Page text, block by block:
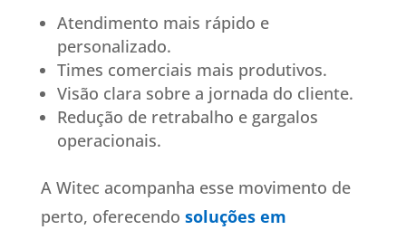
Atendimento mais rápido e
personalizado.
Times comerciais mais produtivos.
Visão clara sobre a jornada do cliente.
Redução de retrabalho e gargalos
operacionais.
A Witec acompanha esse movimento de
perto, oferecendo soluções em